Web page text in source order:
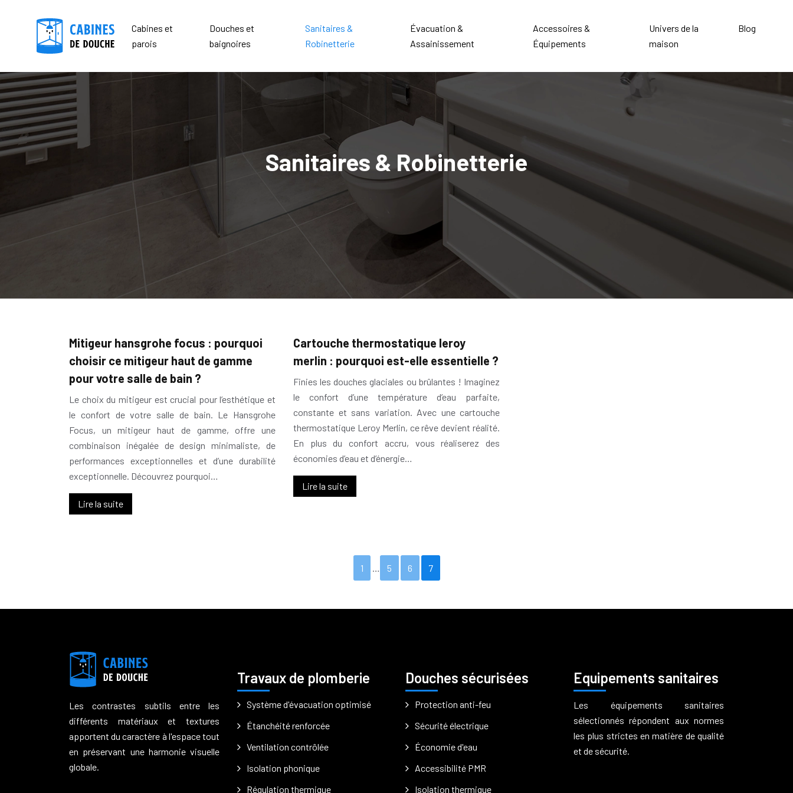
Cabines et
parois
Douches et
baignoires
Sanitaires &
Robinetterie
Évacuation &
Assainissement
Accessoires &
Équipements
Univers de la
maison
Blog
Sanitaires & Robinetterie
Mitigeur hansgrohe focus : pourquoi
choisir ce mitigeur haut de gamme
pour votre salle de bain ?
Le choix du mitigeur est crucial pour l’esthétique et
le confort de votre salle de bain. Le Hansgrohe
Focus, un mitigeur haut de gamme, offre une
combinaison inégalée de design minimaliste, de
performances exceptionnelles et d’une durabilité
exceptionnelle. Découvrez pourquoi…
Lire la suite
Cartouche thermostatique leroy
merlin : pourquoi est-elle essentielle ?
Finies les douches glaciales ou brûlantes ! Imaginez
le confort d’une température d’eau parfaite,
constante et sans variation. Avec une cartouche
thermostatique Leroy Merlin, ce rêve devient réalité.
En plus du confort accru, vous réaliserez des
économies d’eau et d’énergie…
Lire la suite
1 … 5 6 7
Les contrastes subtils entre les
différents matériaux et textures
apportent du caractère à l'espace tout
en préservant une harmonie visuelle
globale.
Travaux de plomberie
Système d'évacuation optimisé
Étanchéité renforcée
Ventilation contrôlée
Isolation phonique
Régulation thermique
Douches sécurisées
Protection anti-feu
Sécurité électrique
Économie d'eau
Accessibilité PMR
Isolation thermique
Equipements sanitaires
Les équipements sanitaires
sélectionnés répondent aux normes
les plus strictes en matière de qualité
et de sécurité.